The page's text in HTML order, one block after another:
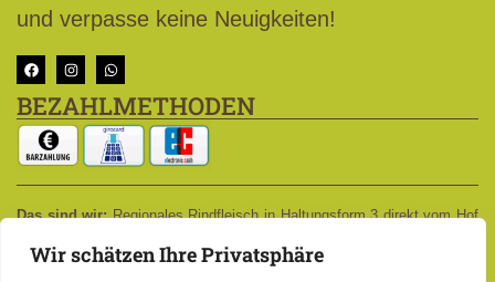
Wir schätzen Ihre Privatsphäre
und verpasse keine Neuigkeiten!
BEZAHLMETHODEN
Das sind wir:Regionales Rindfleisch in Haltungsform 3 direkt vom Hof
Gulasch, Suppenfleisch, Hackfleisch, Bratwurst, Burger-Patties und